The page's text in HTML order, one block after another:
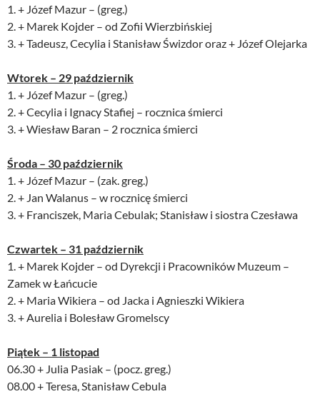
1. + Józef Mazur – (greg.)
2. + Marek Kojder – od Zofii Wierzbińskiej
3. + Tadeusz, Cecylia i Stanisław Świzdor oraz + Józef Olejarka
Wtorek – 29 październik
1. + Józef Mazur – (greg.)
2. + Cecylia i Ignacy Stafiej – rocznica śmierci
3. + Wiesław Baran – 2 rocznica śmierci
Środa – 30 październik
1. + Józef Mazur – (zak. greg.)
2. + Jan Walanus – w rocznicę śmierci
3. + Franciszek, Maria Cebulak; Stanisław i siostra Czesława
Czwartek – 31 październik
1. + Marek Kojder – od Dyrekcji i Pracowników Muzeum –
Zamek w Łańcucie
2. + Maria Wikiera – od Jacka i Agnieszki Wikiera
3. + Aurelia i Bolesław Gromelscy
Piątek – 1 listopad
06.30 + Julia Pasiak – (pocz. greg.)
08.00 + Teresa, Stanisław Cebula